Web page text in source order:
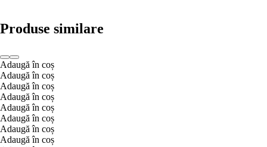
Produse similare
Adaugă în coș
Adaugă în coș
Adaugă în coș
Adaugă în coș
Adaugă în coș
Adaugă în coș
Adaugă în coș
Adaugă în coș